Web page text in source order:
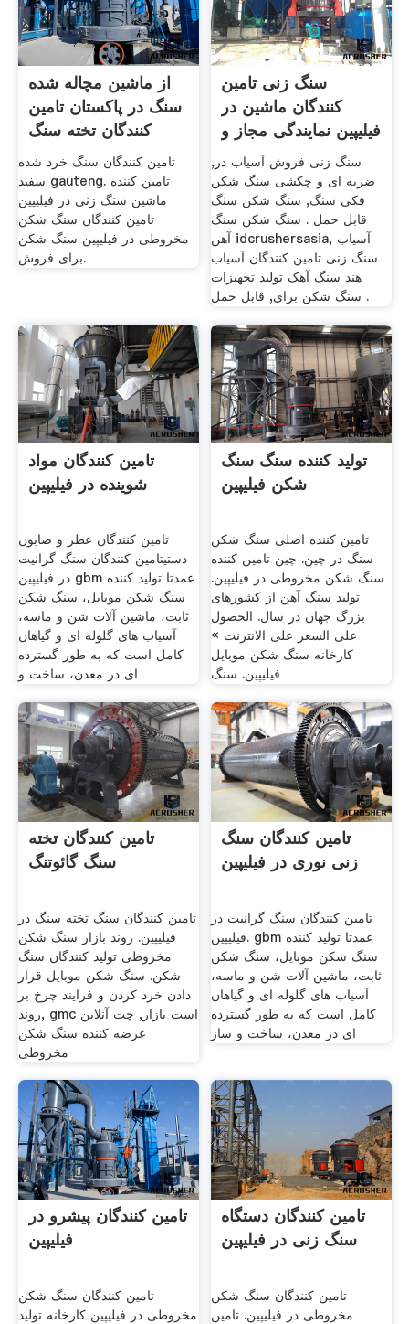
از ماشین مچاله شده
سنگ در پاکستان تامین
کنندگان تخته سنگ
تامین کنندگان سنگ خرد شده
سفید gauteng. تامین کننده
ماشین سنگ زنی در فیلیپین
تامین کنندگان سنگ شکن
مخروطی در فیلیپین سنگ شکن
برای فروش.
سنگ زنی تامین
کنندگان ماشین در
فیلیپین نمایندگی مجاز و
فروش
سنگ زنی فروش آسیاب در,
ضربه ای و چکشی سنگ شکن
فکی سنگ, سنگ شکن سنگ
قابل حمل . سنگ شکن سنگ
آهن idcrushersasia, آسیاب
سنگ زنی تامین کنندگان آسیاب
هند سنگ آهک تولید تجهیزات
سنگ شکن برای, قابل حمل .
تامین کنندگان مواد
شوینده در فیلیپین
تامین کنندگان عطر و صابون
دستیتامین کنندگان سنگ گرانیت
در فیلیپین gbm عمدتا تولید کننده
سنگ شکن موبایل، سنگ شکن
ثابت، ماشین آلات شن و ماسه،
آسیاب های گلوله ای و گیاهان
کامل است که به طور گسترده
ای در معدن، ساخت و
تولید کننده سنگ سنگ
شکن فیلیپین
تامین کننده اصلی سنگ شکن
سنگ در چین. چین تامین کننده
سنگ شکن مخروطی در فیلیپین.
تولید سنگ آهن از کشورهای
بزرگ جهان در سال. الحصول
على السعر على الانترنت »
کارخانه سنگ شکن موبایل
فیلیپین. سنگ
تامین کنندگان تخته
سنگ گائوتنگ
تامین کنندگان سنگ تخته سنگ در
فیلیپین. روند بازار سنگ شکن
مخروطی تولید کنندگان سنگ
شکن. سنگ شکن موبایل قرار
دادن خرد کردن و فرایند چرخ بر
روند, gmc است بازار, چت آنلاین
عرضه کننده سنگ شکن
مخروطی
تامین کنندگان سنگ
زنی نوری در فیلیپین
تامین کنندگان سنگ گرانیت در
فیلیپین. gbm عمدتا تولید کننده
سنگ شکن موبایل، سنگ شکن
ثابت، ماشین آلات شن و ماسه،
آسیاب های گلوله ای و گیاهان
کامل است که به طور گسترده
ای در معدن، ساخت و ساز
تامین کنندگان پیشرو در
فیلیپین
تامین کنندگان سنگ شکن
مخروطی در فیلیپین کارخانه تولید
تامین کنندگان دستگاه
سنگ زنی در فیلیپین
تامین کنندگان سنگ شکن
مخروطی در فیلیپین. تامین